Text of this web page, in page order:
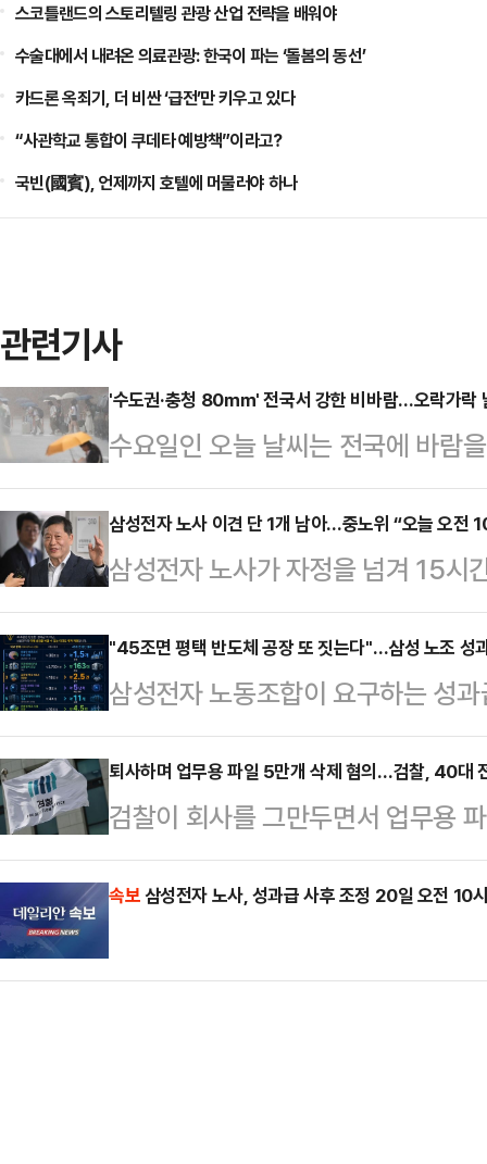
스코틀랜드의 스토리텔링 관광 산업 전략을 배워야
수술대에서 내려온 의료관광: 한국이 파는 ‘돌봄의 동선’
카드론 옥죄기, 더 비싼 ‘급전’만 키우고 있다
“사관학교 통합이 쿠데타 예방책”이라고?
국빈(國賓), 언제까지 호텔에 머물러야 하나
관련기사
'수도권·충청 80㎜' 전국서 강한 비바람…오락가락
수요일인 오늘 날씨는 전국에 바람
날 "오늘부터 내일 사이 전국에 비
지를 중심으로 강하고 많은 비가
예상 강수량은 서울·인천·경기·
·경기 서해안·서해5도 100㎜ 이
곳 강원 산지 150㎜ 이상), 대전·
북부 서해안 100㎜ 이상), 광주·
안…
삼성전자 노사 이견 단 1개 남아…중노위 “오늘 오전
삼성전자 노사가 자정을 넘겨 15시
이르지 못했다. 이들은 20일 오전
20일 “19일 오전 10시부터 진행
분 정회했다”며 “20일 오전 10시
혔다.박수근 중노위 위원장은 정회
줘서 대부분 이견은 정리됐는데 하
리해 오전 10시에 다시 오기로 했
냈지…
"45조면 평택 반도체 공장 또 짓는다"…삼성 노조 성
삼성전자 노동조합이 요구하는 성
투자 관점에서 환산한 비교 자료가
순한 비용이 아니라, 글로벌 기술
금 규모라는 점을 시각적으로 보여
니티 등에 따르면 해당 자료는 45
로벌 인수합병(M&A), 인공지능
퇴사하며 업무용 파일 5만개 삭제 혐의…검찰, 40대
검찰이 회사를 그만두면서 업무용
40대 전직 임원을 보완 수사 끝에
중앙지검 형사3부(김호경 부장검
다.A씨는 2024년 11월 퇴사하면서
속보삼성전자 노사, 성과급 사후 조정 20일 오전 10